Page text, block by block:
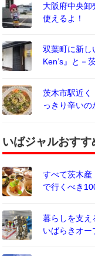
大阪府中央卸
使えるよ！
双葉町に新し
Ken’s』と－
茨木市駅近く
っきり辛いの
いばジャルおすす
すべて茨木産
で行くべき
暮らしを支え
いばらきオー